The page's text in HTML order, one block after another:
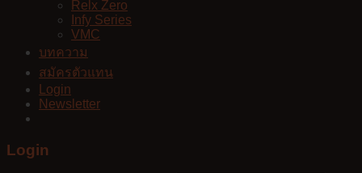
Relx Zero
Infy Series
VMC
บทความ
สมัครตัวแทน
Login
Newsletter
Login